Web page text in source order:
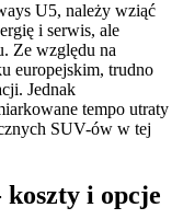
U5, należy wziąć
i serwis, ale
Ze względu na
europejskim, trudno
Jednak
tempo utraty
SUV-ów w tej
koszty i opcje